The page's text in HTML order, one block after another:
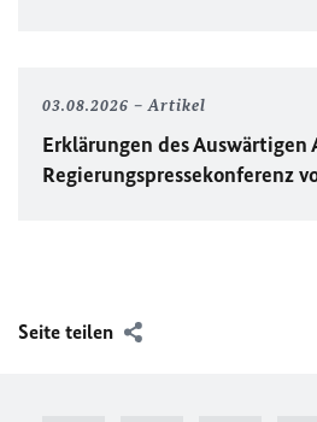
03.08.2026 Artikel
Erklärungen des Auswärtigen
Regierungspressekonferenz
Seite teilen